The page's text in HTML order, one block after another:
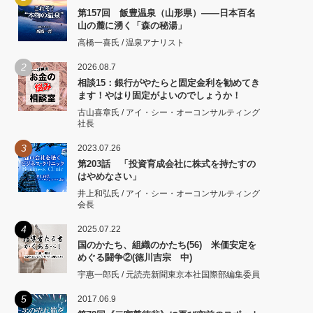
第157回 飯豊温泉（山形県）――日本百名
山の麓に湧く「森の秘湯」
高橋一喜氏 / 温泉アナリスト
2 2026.08.7
相談15：銀行がやたらと固定金利を勧めてき
ます！やはり固定がよいのでしょうか！
古山喜章氏 / アイ・シー・オーコンサルティング
社長
3 2023.07.26
第203話 「投資育成会社に株式を持たすの
はやめなさい」
井上和弘氏 / アイ・シー・オーコンサルティング
会長
4 2025.07.22
国のかたち、組織のかたち(56) 米価安定を
めぐる闘争②(徳川吉宗 中)
宇惠一郎氏 / 元読売新聞東京本社国際部編集委員
5 2017.06.9